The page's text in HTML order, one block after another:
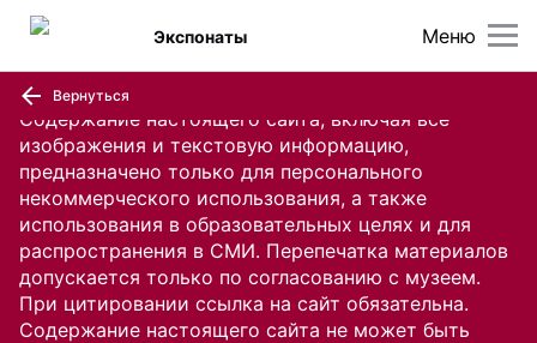
Содержание настоящего сайта, включая все
изображения и текстовую информацию,
предназначено только для персонального
некоммерческого использования, а также
использования в образовательных целях и для
распространения в СМИ. Перепечатка материалов
допускается только по согласованию с музеем.
При цитировании ссылка на сайт обязательна.
Содержание настоящего сайта не может быть
Меню
Экспонаты
Вернуться